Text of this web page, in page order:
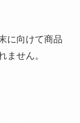
に向けて商品
ません。